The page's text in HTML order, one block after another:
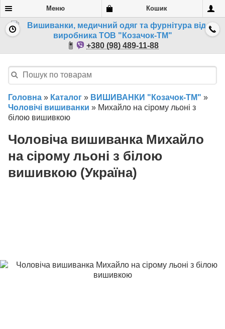
Меню Кошик
+380 (98) 489-11-88
Головна » Каталог » ВИШИВАНКИ "Козачок-ТМ" »
Чоловічі вишиванки » Михайло на сірому льоні з
білою вишивкою
Чоловіча вишиванка Михайло
на сірому льоні з білою
вишивкою (Україна)